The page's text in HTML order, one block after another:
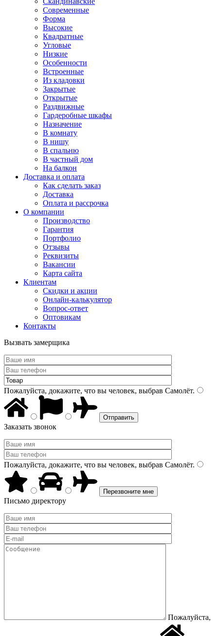
Современные
Форма
Высокие
Квадратные
Угловые
Низкие
Особенности
Встроенные
Из кладовки
Закрытые
Открытые
Раздвижные
Гардеробные шкафы
Назначение
В комнату
В нишу
В спальню
В частный дом
На балкон
Доставка и оплата
Как сделать заказ
Доставка
Оплата и рассрочка
О компании
Производство
Гарантия
Портфолио
Отзывы
Реквизиты
Вакансии
Карта сайта
Клиентам
Скидки и акции
Онлайн-калькулятор
Вопрос-ответ
Оптовикам
Контакты
Вызвать замерщика
Пожалуйста, докажите, что вы человек, выбрав Самолёт.
Заказать звонок
Пожалуйста, докажите, что вы человек, выбрав Самолёт.
Письмо директору
Пожалуйста,